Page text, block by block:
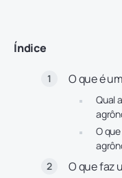
Índice
O que é
Qual
O
O que faz